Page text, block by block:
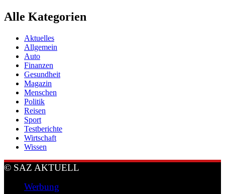
Alle Kategorien
Aktuelles
Allgemein
Auto
Finanzen
Gesundheit
Magazin
Menschen
Politik
Reisen
Sport
Testberichte
Wirtschaft
Wissen
© SAZ AKTUELL
Werbung